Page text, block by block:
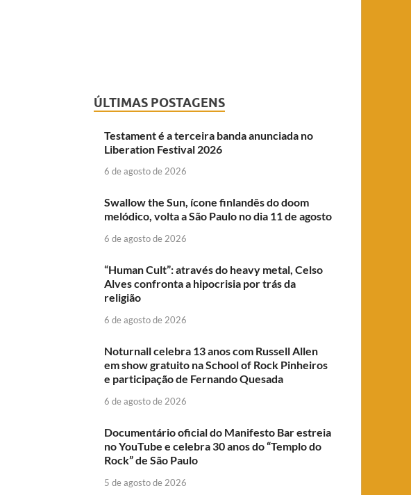
ÚLTIMAS POSTAGENS
Testament é a terceira banda anunciada no
Liberation Festival 2026
6 de agosto de 2026
Swallow the Sun, ícone finlandês do doom
melódico, volta a São Paulo no dia 11 de agosto
6 de agosto de 2026
“Human Cult”: através do heavy metal, Celso
Alves confronta a hipocrisia por trás da
religião
6 de agosto de 2026
Noturnall celebra 13 anos com Russell Allen
em show gratuito na School of Rock Pinheiros
e participação de Fernando Quesada
6 de agosto de 2026
Documentário oficial do Manifesto Bar estreia
no YouTube e celebra 30 anos do “Templo do
Rock” de São Paulo
5 de agosto de 2026